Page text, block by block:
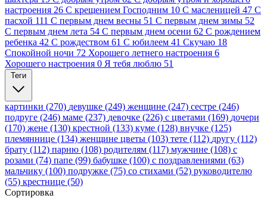
настроения 26 С крещением Господним 10 С масленицей 47 С
пасхой 111 С первым днем весны 51 С первым днем зимы 52
С первым днем лета 54 С первым днем осени 62 С рождением
ребенка 42 С рождеством 61 С юбилеем 41 Скучаю 18
Спокойной ночи 72 Хорошего летнего настроения 6
Хорошего настроения 0 Я тебя люблю 51
Теги
картинки (270) девушке (249) женщине (247) сестре (246)
подруге (246) маме (237) девочке (226) с цветами (169) дочери
(170) жене (130) крестной (133) куме (128) внучке (125)
племяннице (134) женщине цветы (103) тете (112) другу (112)
брату (112) парню (108) родителям (117) мужчине (108) с
розами (74) папе (99) бабушке (100) с поздравлениями (63)
мальчику (100) подружке (75) со стихами (52) руководителю
(55) крестнице (50)
Сортировка